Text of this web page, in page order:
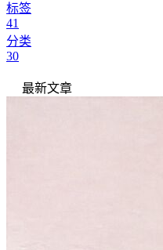
标签
41
分类
30
最新文章